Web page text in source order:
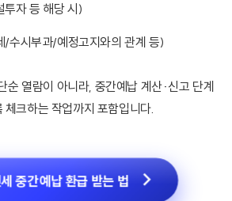
자 등 해당 시)
/수시부과/예정고지와의 관계 등)
순 열람이 아니라, 중간예납 계산·신고 단계
체크하는 작업까지 포함입니다.
중간예납 환급 받는 법